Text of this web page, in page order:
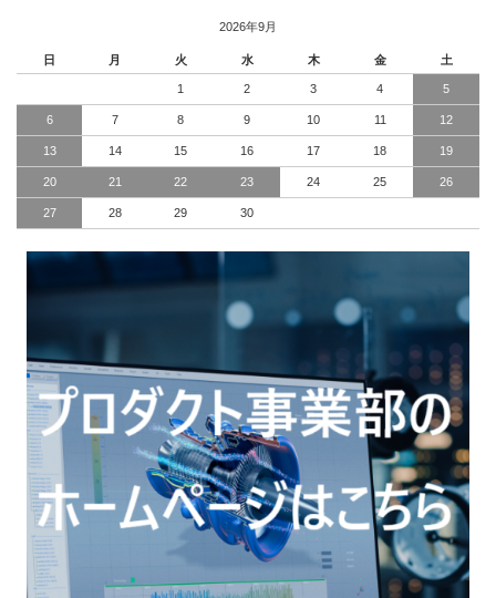
2026年9月
日 月 火 水 木 金 土
1 2 3 4 5
6 7 8 9 10 11 12
13 14 15 16 17 18 19
20 21 22 23 24 25 26
27 28 29 30